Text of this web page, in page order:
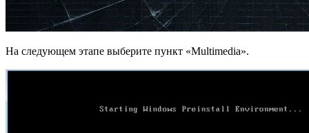
На следующем этапе выберите пункт «Multimedia».